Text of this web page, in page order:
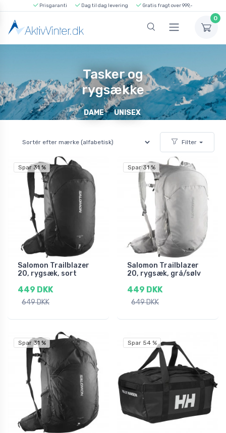
Prisgaranti Dag til dag levering Gratis fragt over 999,-
0
Tasker og
rygsække
DAME UNISEX
Filter
Spar 31 %
Salomon Trailblazer
20, rygsæk, sort
449 DKK
649 DKK
Spar 31 %
Salomon Trailblazer
20, rygsæk, grå/sølv
449 DKK
649 DKK
Spar 31 % Spar 54 %